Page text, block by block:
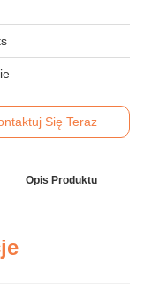
Się Teraz
Opis Produktu